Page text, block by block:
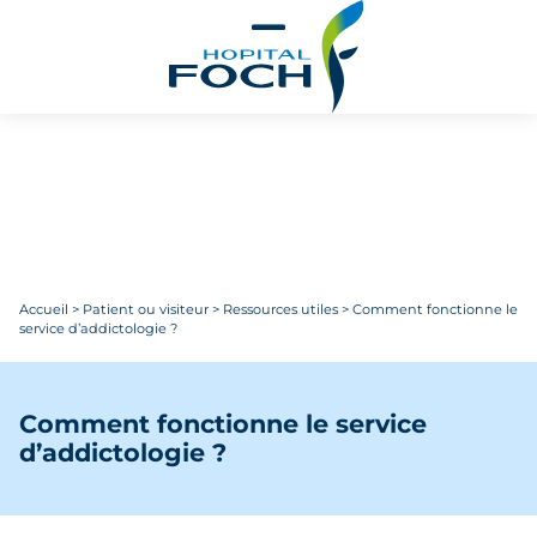
Accueil > Patient ou visiteur > Ressources utiles > Comment fonctionne le
service d’addictologie ?
Comment fonctionne le service
d’addictologie ?